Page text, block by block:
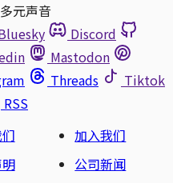
元声音
Discord
Mastodon
Threads
Tiktok
RSS
加入我们
公司新闻